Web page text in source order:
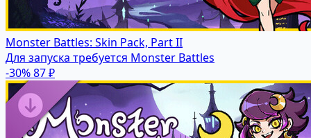
Monster Battles: Skin Pack, Part II
Для запуска требуется Monster Battles
-30%87 ₽